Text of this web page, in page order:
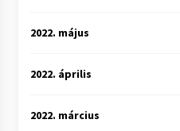
2022. május
2022. április
2022. március